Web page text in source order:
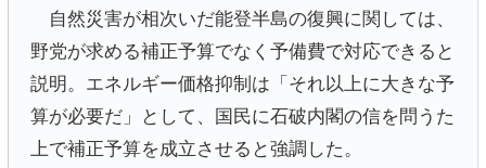
自然災害が相次いだ能登半島の復興に関しては、
野党が求める補正予算でなく予備費で対応できると
説明。エネルギー価格抑制は「それ以上に大きな予
算が必要だ」として、国民に石破内閣の信を問うた
上で補正予算を成立させると強調した。